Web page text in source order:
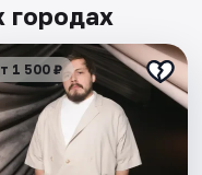
городах
1 500 ₽